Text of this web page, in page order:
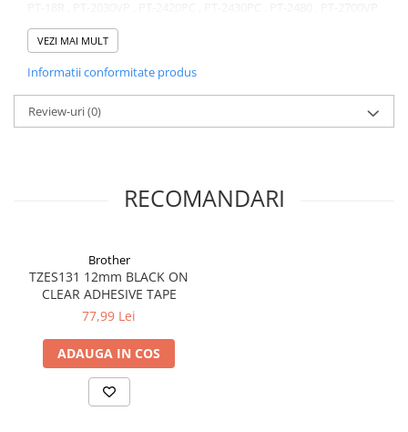
, PT-2730VP , PT-3600 , PT-7100VP , PT-7500VP , PT-7600VP , PT-
9500PC , PT-9600 , PT-D200BW , PT-D200BWVP , PT-H105BW , PT-
1800 , PT-1830 , PT-1950 , PT-2100 , PT-2470 , PT-9200DX , PT-9400 ,
PT-D200BWVP , PT-H105BW , PT-H107B , PT-H75 , PT-E100 , PT-
E100VP
VEZI MAI MULT
Informatii conformitate produs
Review-uri(0)
RECOMANDARI
Brother
TZES131 12mm BLACK ON
CLEAR ADHESIVE TAPE
77,99 Lei
ADAUGA IN COS